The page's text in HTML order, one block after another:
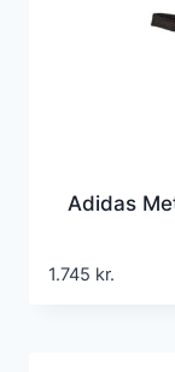
Adidas
1.745 kr.